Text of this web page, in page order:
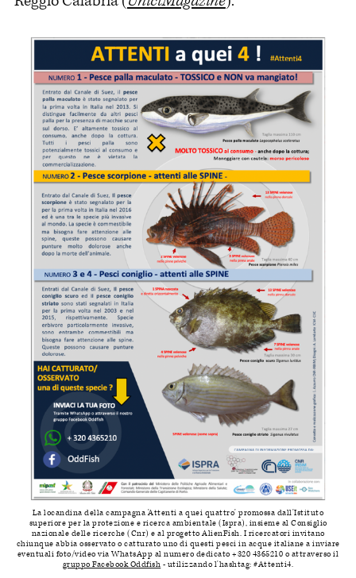
La locandina della campagna 'Attenti a quei quattro' promossa dall'Istituto
superiore per la protezione e ricerca ambientale (Ispra), insieme al Consiglio
nazionale delle ricerche (Cnr) e al progetto AlienFish. I ricercatori invitano
chiunque abbia osservato o catturato uno di questi pesci in acque italiane a inviare
eventuali foto/video via WhatsApp al numero dedicato +320 4365210 o attraverso il
gruppo Facebook Oddfish - utilizzando l'hashtag: #Attenti4.